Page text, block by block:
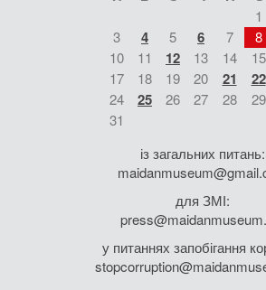
1
3 4 5 6 7 8
10
11 12 13 14 15
17
18 19 20 21 22
24
25 26 27 28 29
31
із загальних питань:
для ЗМІ:
у питаннях запобігання